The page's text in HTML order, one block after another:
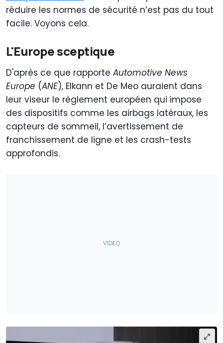
réduire les normes de sécurité n’est pas du tout
facile. Voyons cela.
L'Europe sceptique
D'après ce que rapporte Automotive News
Europe (ANE), Elkann et De Meo auraient dans
leur viseur le règlement européen qui impose
des dispositifs comme les airbags latéraux, les
capteurs de sommeil, l’avertissement de
franchissement de ligne et les crash-tests
approfondis.